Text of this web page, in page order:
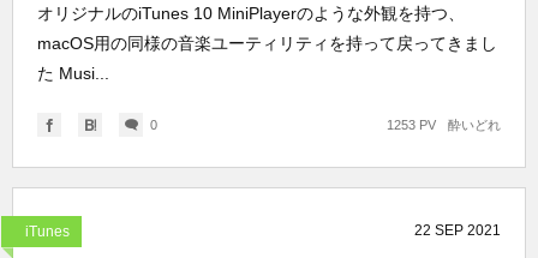
オリジナルのiTunes 10 MiniPlayerのような外観を持つ、
macOS用の同様の音楽ユーティリティを持って戻ってきまし
た Musi...
0 酔いどれ
1253 PV
iTunes 22 SEP 2021